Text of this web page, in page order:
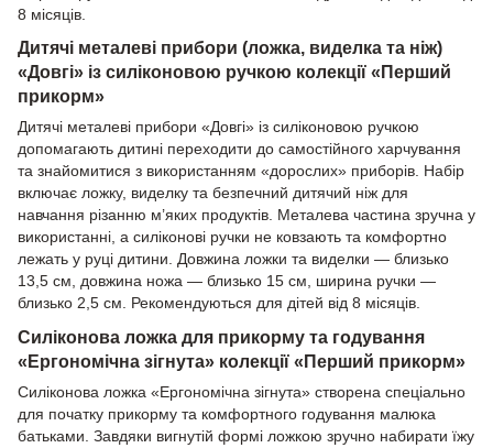
8 місяців.
Дитячі металеві прибори (ложка, виделка та ніж)
«Довгі» із силіконовою ручкою колекції «Перший
прикорм»
Дитячі металеві прибори «Довгі» із силіконовою ручкою
допомагають дитині переходити до самостійного харчування
та знайомитися з використанням «дорослих» приборів. Набір
включає ложку, виделку та безпечний дитячий ніж для
навчання різанню м’яких продуктів. Металева частина зручна у
використанні, а силіконові ручки не ковзають та комфортно
лежать у руці дитини. Довжина ложки та виделки — близько
13,5 см, довжина ножа — близько 15 см, ширина ручки —
близько 2,5 см. Рекомендуються для дітей від 8 місяців.
Силіконова ложка для прикорму та годування
«Ергономічна зігнута» колекції «Перший прикорм»
Силіконова ложка «Ергономічна зігнута» створена спеціально
для початку прикорму та комфортного годування малюка
батьками. Завдяки вигнутій формі ложкою зручно набирати їжу